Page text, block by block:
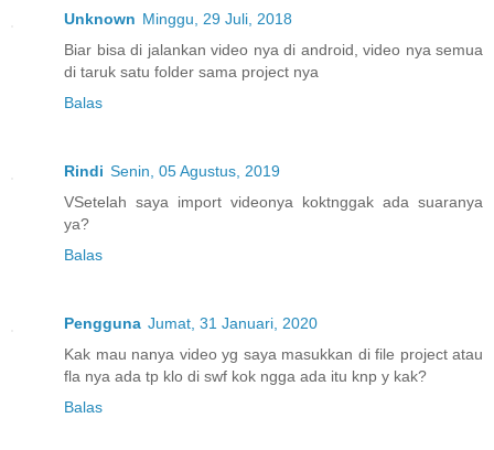
Unknown Minggu, 29 Juli, 2018
Biar bisa di jalankan video nya di android, video nya semua
di taruk satu folder sama project nya
Balas
Rindi Senin, 05 Agustus, 2019
VSetelah saya import videonya koktnggak ada suaranya
ya?
Balas
Pengguna Jumat, 31 Januari, 2020
Kak mau nanya video yg saya masukkan di file project atau
fla nya ada tp klo di swf kok ngga ada itu knp y kak?
Balas